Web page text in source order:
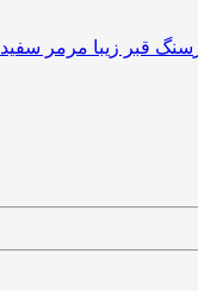
سنگ قبر زیبا مرمر سفید